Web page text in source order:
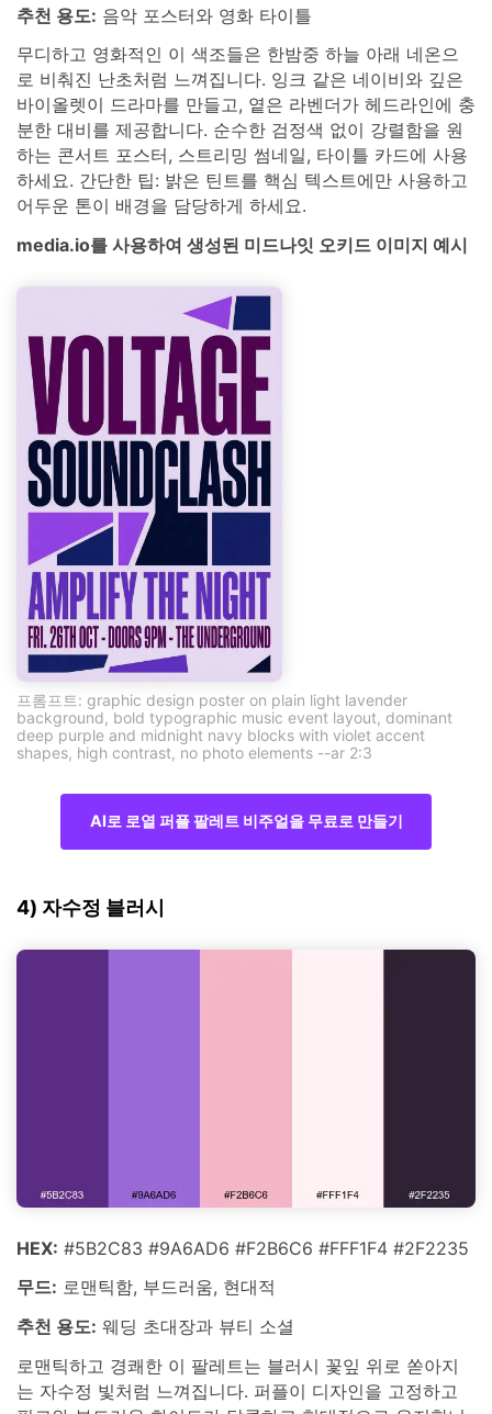
추천 용도: 음악 포스터와 영화 타이틀
무디하고 영화적인 이 색조들은 한밤중 하늘 아래 네온으
로 비춰진 난초처럼 느껴집니다. 잉크 같은 네이비와 깊은
바이올렛이 드라마를 만들고, 옅은 라벤더가 헤드라인에 충
분한 대비를 제공합니다. 순수한 검정색 없이 강렬함을 원
하는 콘서트 포스터, 스트리밍 썸네일, 타이틀 카드에 사용
하세요. 간단한 팁: 밝은 틴트를 핵심 텍스트에만 사용하고
어두운 톤이 배경을 담당하게 하세요.
media.io를 사용하여 생성된 미드나잇 오키드 이미지 예시
프롬프트: graphic design poster on plain light lavender
background, bold typographic music event layout, dominant
deep purple and midnight navy blocks with violet accent
shapes, high contrast, no photo elements --ar 2:3
AI로 로열 퍼플 팔레트 비주얼을 무료로 만들기
4) 자수정 블러시
HEX: #5B2C83 #9A6AD6 #F2B6C6 #FFF1F4 #2F2235
무드: 로맨틱함, 부드러움, 현대적
추천 용도: 웨딩 초대장과 뷰티 소셜
로맨틱하고 경쾌한 이 팔레트는 블러시 꽃잎 위로 쏟아지
는 자수정 빛처럼 느껴집니다. 퍼플이 디자인을 고정하고